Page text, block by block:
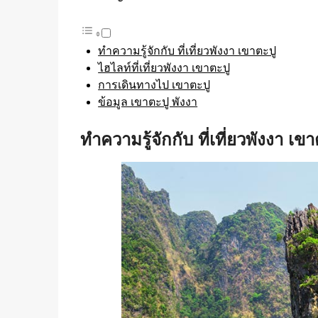
ทำความรู้จักกับ ที่เที่ยวพังงา เขาตะปู
ไฮไลท์ที่เที่ยวพังงา เขาตะปู
การเดินทางไป เขาตะปู
ข้อมูล เขาตะปู พังงา
ทำความรู้จักกับ ที่เที่ยวพังงา เข